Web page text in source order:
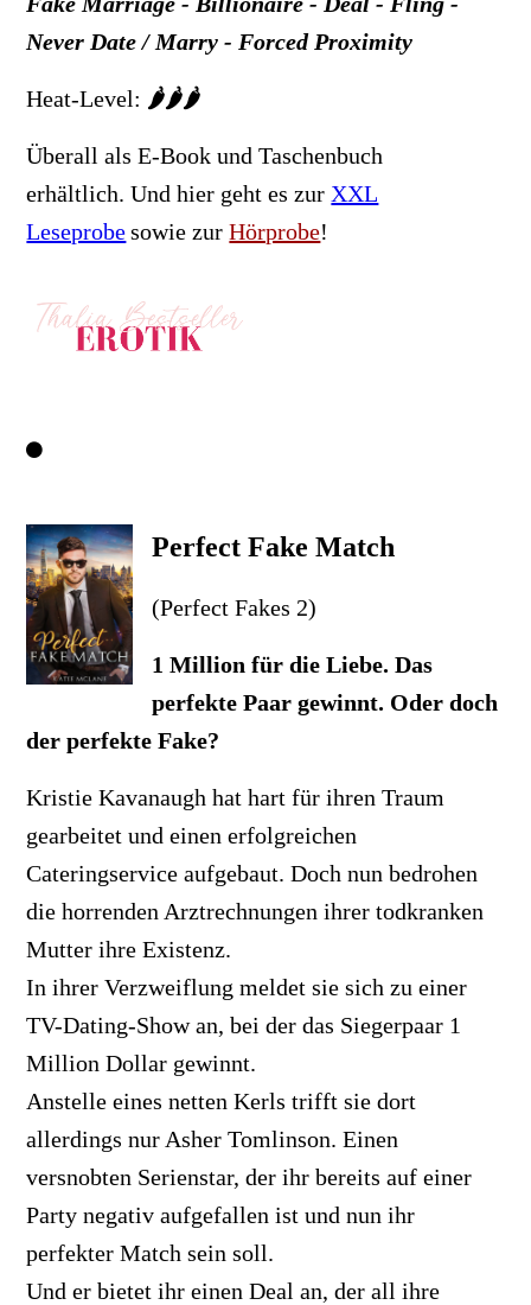
Never Date / Marry - Forced Proximity
Heat-Level: 🌶️🌶️🌶️
Überall als E-Book und Taschenbuch
erhältlich.Und hier geht es zur XXL
Leseprobe sowie zurHörprobe!
Perfect Fake Match
(Perfect Fakes 2)
1 Million für die Liebe. Das
perfekte Paar gewinnt. Oder doch
der perfekte Fake?
Kristie Kavanaugh hat hart für ihren Traum
gearbeitet und einen erfolgreichen
Cateringservice aufgebaut. Doch nun bedrohen
die horrenden Arztrechnungen ihrer todkranken
Mutter ihre Existenz.
In ihrer Verzweiflung meldet sie sich zu einer
TV-Dating-Show an, bei der das Siegerpaar 1
Million Dollar gewinnt.
Anstelle eines netten Kerls trifft sie dort
allerdings nur Asher Tomlinson. Einen
versnobten Serienstar, der ihr bereits auf einer
Party negativ aufgefallen ist und nun ihr
perfekter Match sein soll.
Und er bietet ihr einen Deal an, der all ihre